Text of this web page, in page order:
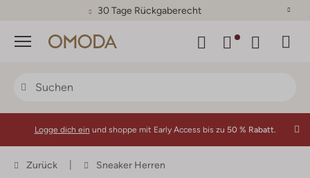
30 Tage Rückgaberecht
Menü
Logge dich ein und shoppe mit Early Access bis zu 50 % Rabatt.
Zurück Sneaker Herren